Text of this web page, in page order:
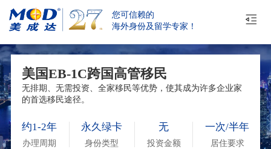
您可信赖的
海外身份及留学专家！
美国EB-1C跨国高管移民
无排期、无需投资、全家移民等优势，使其成为许多企业家
的首选移民途径。
约1-2年
办理周期
永久绿卡
身份类型
无
投资金额
一次/半年
居住要求